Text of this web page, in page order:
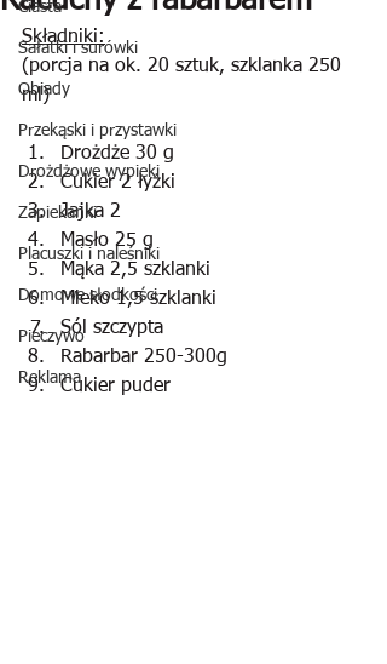
Ciasta
Sałatki i surówki
Obiady
Przekąski i przystawki
Drożdżowe wypieki
Zapiekanki
Placuszki i naleśniki
Domowe słodkości
Pieczywo
Reklama
Składniki:
(porcja na ok. 20 sztuk, szklanka 250
ml)
Drożdże 30 g
Cukier 2 łyżki
Jajka 2
Masło 25 g
Mąka 2,5 szklanki
Mleko 1,5 szklanki
Sól szczypta
Rabarbar 250-300g
Cukier puder